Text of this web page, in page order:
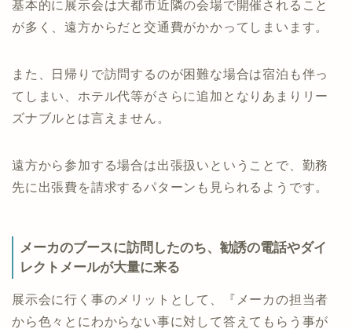
基本的に展示会は大都市近隣の会場で開催されること
が多く、遠方からだと交通費がかかってしまいます。
また、日帰りで訪問するのが困難な場合は宿泊も伴っ
てしまい、ホテル代等がさらに追加となりあまりリー
ズナブルとは言えません。
遠方から参加する場合は出張扱いということで、勤務
先に出張費を請求するパターンも見られるようです。
メーカのブースに訪問したのち、勧誘の電話やダイ
レクトメールが大量に来る
展示会に行く事のメリットとして、『メーカの担当者
から色々とにわからない事に対して答えてもらう事が